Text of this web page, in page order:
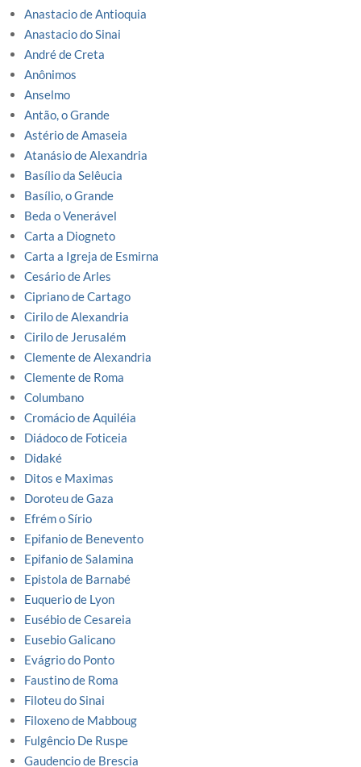
Anastacio de Antioquia
Anastacio do Sinai
André de Creta
Anônimos
Anselmo
Antão, o Grande
Astério de Amaseia
Atanásio de Alexandria
Basílio da Selêucia
Basílio, o Grande
Beda o Venerável
Carta a Diogneto
Carta a Igreja de Esmirna
Cesário de Arles
Cipriano de Cartago
Cirilo de Alexandria
Cirilo de Jerusalém
Clemente de Alexandria
Clemente de Roma
Columbano
Cromácio de Aquiléia
Diádoco de Foticeia
Didaké
Ditos e Maximas
Doroteu de Gaza
Efrém o Sírio
Epifanio de Benevento
Epifanio de Salamina
Epistola de Barnabé
Euquerio de Lyon
Eusébio de Cesareia
Eusebio Galicano
Evágrio do Ponto
Faustino de Roma
Filoteu do Sinai
Filoxeno de Mabboug
Fulgêncio De Ruspe
Gaudencio de Brescia